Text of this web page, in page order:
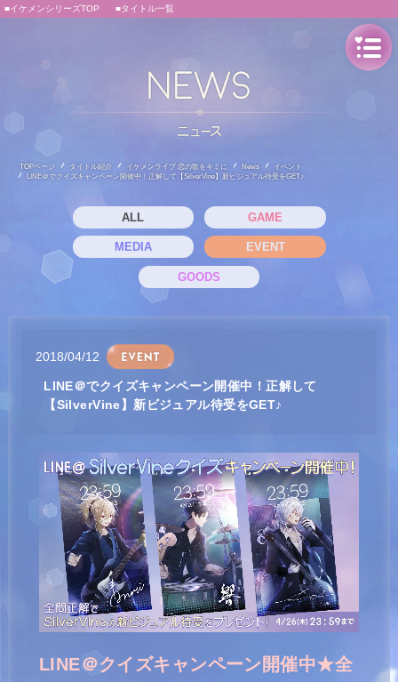
■イケメンシリーズTOP ■タイトル一覧
TOPページ タイトル紹介 イケメンライブ 恋の歌をキミに News
イベント
LINE＠でクイズキャンペーン開催中！正解して【SilverVine】新ビジュアル待受をGET♪
ALL GAME
MEDIA EVENT
GOODS
2018/04/12
LINE＠でクイズキャンペーン開催中！正解して
【SilverVine】新ビジュアル待受をGET♪
LINE＠クイズキャンペーン開催中★全